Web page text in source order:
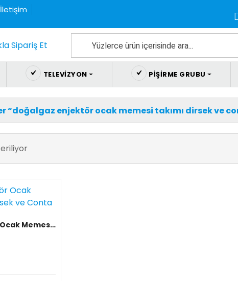
İletişim
TELEVIZYON PIŞIRME GRUBU
“doğalgaz enjektör ocak memesi takımı dirsek ve
Doğalgaz Enjektör Ocak Memesi Takımı Dirsek ve Conta